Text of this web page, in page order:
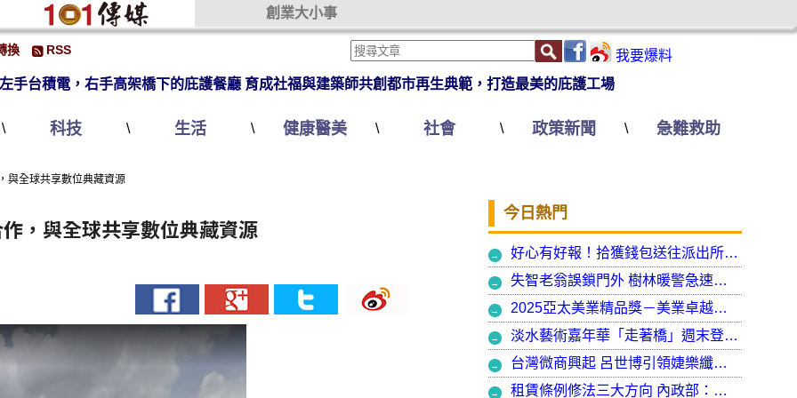
創業大小事
換 RSS
我要爆料
左手台積電，右手高架橋下的庇護餐廳 育成社福與建築師共創都市再生典範，打造最美的庇護工場
\ 科技 \ 生活 \ 健康醫美 \ 社會 \ 政策新聞 \ 急難救助
與全球共享數位典藏資源
與全球共享數位典藏資源
今日熱門
好心有好報！拾獲錢包送往派出所竟發現自己遺失的手機
失智老翁誤鎖門外 樹林暖警急速營救阻飢寒
2025亞太美業精品獎－美業卓越大賞 揭曉年度最受矚目美業榮耀品牌
淡水藝術嘉年華「走著橋」週末登場 淡水警啟動交通管制
台灣微商興起 呂世博引領婕樂纖走入國際
租賃條例修法三大方向 內政部：保障租賃雙方權益 租客安心住、房東放心租